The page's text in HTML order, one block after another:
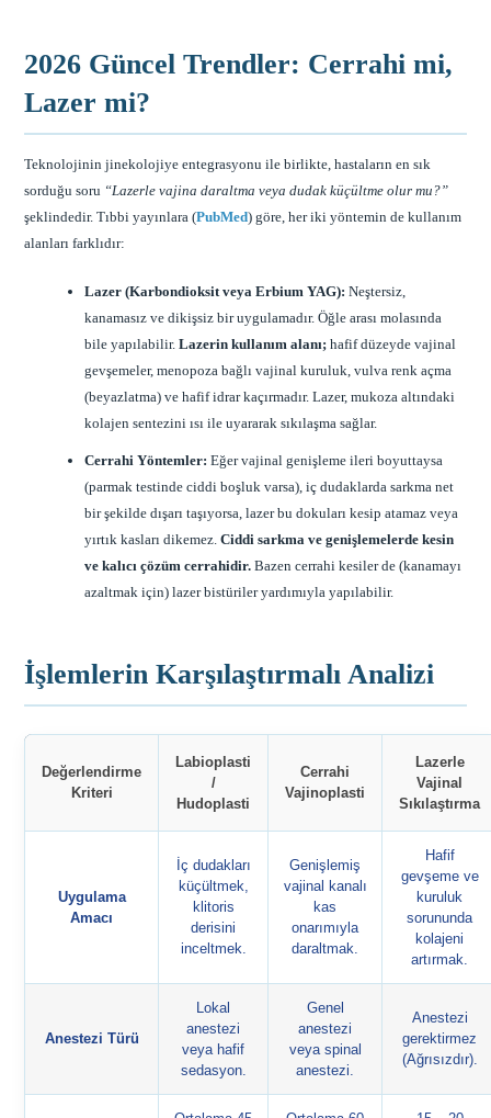
2026 Güncel Trendler: Cerrahi mi,
Lazer mi?
Teknolojinin jinekolojiye entegrasyonu ile birlikte, hastaların en sık
sorduğu soru “Lazerle vajina daraltma veya dudak küçültme olur mu?”
şeklindedir. Tıbbi yayınlara (PubMed) göre, her iki yöntemin de kullanım
alanları farklıdır:
Lazer (Karbondioksit veya Erbium YAG): Neştersiz,
kanamasız ve dikişsiz bir uygulamadır. Öğle arası molasında
bile yapılabilir.Lazerin kullanım alanı; hafif düzeyde vajinal
gevşemeler, menopoza bağlı vajinal kuruluk, vulva renk açma
(beyazlatma) ve hafif idrar kaçırmadır. Lazer, mukoza altındaki
kolajen sentezini ısı ile uyararak sıkılaşma sağlar.
Cerrahi Yöntemler: Eğer vajinal genişleme ileri boyuttaysa
(parmak testinde ciddi boşluk varsa), iç dudaklarda sarkma net
bir şekilde dışarı taşıyorsa, lazer bu dokuları kesip atamaz veya
yırtık kasları dikemez.Ciddi sarkma ve genişlemelerde kesin
ve kalıcı çözüm cerrahidir. Bazen cerrahi kesiler de (kanamayı
azaltmak için) lazer bistüriler yardımıyla yapılabilir.
İşlemlerin Karşılaştırmalı Analizi
Değerlendirme
Kriteri
Labioplasti
/
Hudoplasti
Cerrahi
Vajinoplasti
Lazerle
Vajinal
Sıkılaştırma
Uygulama
Amacı
İç dudakları
küçültmek,
klitoris
derisini
inceltmek.
Genişlemiş
vajinal kanalı
kas
onarımıyla
daraltmak.
Hafif
gevşeme ve
kuruluk
sorununda
kolajeni
artırmak.
Anestezi Türü
Lokal
anestezi
veya hafif
sedasyon.
Genel
anestezi
veya spinal
anestezi.
Anestezi
gerektirmez
(Ağrısızdır).